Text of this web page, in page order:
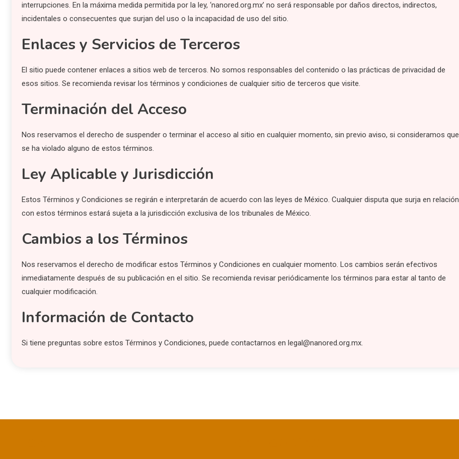
interrupciones. En la máxima medida permitida por la ley, ‘nanored.org.mx’ no será responsable por daños directos, indirectos,
incidentales o consecuentes que surjan del uso o la incapacidad de uso del sitio.
Enlaces y Servicios de Terceros
El sitio puede contener enlaces a sitios web de terceros. No somos responsables del contenido o las prácticas de privacidad de
esos sitios. Se recomienda revisar los términos y condiciones de cualquier sitio de terceros que visite.
Terminación del Acceso
Nos reservamos el derecho de suspender o terminar el acceso al sitio en cualquier momento, sin previo aviso, si consideramos que
se ha violado alguno de estos términos.
Ley Aplicable y Jurisdicción
Estos Términos y Condiciones se regirán e interpretarán de acuerdo con las leyes de México. Cualquier disputa que surja en relación
con estos términos estará sujeta a la jurisdicción exclusiva de los tribunales de México.
Cambios a los Términos
Nos reservamos el derecho de modificar estos Términos y Condiciones en cualquier momento. Los cambios serán efectivos
inmediatamente después de su publicación en el sitio. Se recomienda revisar periódicamente los términos para estar al tanto de
cualquier modificación.
Información de Contacto
Si tiene preguntas sobre estos Términos y Condiciones, puede contactarnos en legal@nanored.org.mx.